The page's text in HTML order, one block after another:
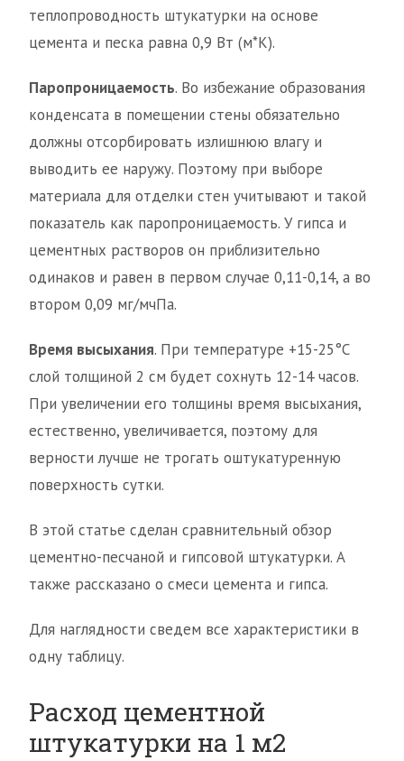
теплопроводность штукатурки на основе
цемента и песка равна 0,9 Вт (м*К).
Паропроницаемость. Во избежание образования
конденсата в помещении стены обязательно
должны отсорбировать излишнюю влагу и
выводить ее наружу. Поэтому при выборе
материала для отделки стен учитывают и такой
показатель как паропроницаемость. У гипса и
цементных растворов он приблизительно
одинаков и равен в первом случае 0,11-0,14, а во
втором 0,09 мг/мчПа.
Время высыхания. При температуре +15-25°С
слой толщиной 2 см будет сохнуть 12-14 часов.
При увеличении его толщины время высыхания,
естественно, увеличивается, поэтому для
верности лучше не трогать оштукатуренную
поверхность сутки.
В этой статье сделан сравнительный обзор
цементно-песчаной и гипсовой штукатурки. А
также рассказано о смеси цемента и гипса.
Для наглядности сведем все характеристики в
одну таблицу.
Расход цементной
штукатурки на 1 м2